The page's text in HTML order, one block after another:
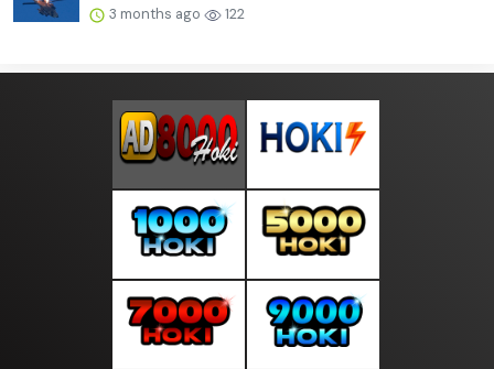
3 months ago 122